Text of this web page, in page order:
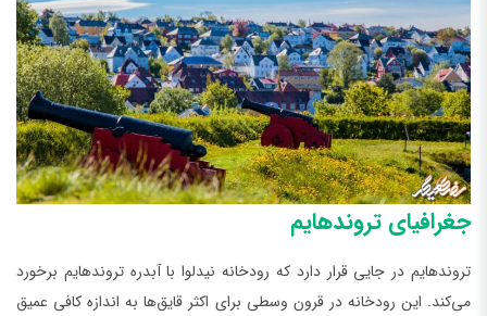
جغرافیای تروندهایم
تروندهایم در جایی قرار دارد که رودخانه نیدلوا با آبدره تروندهایم برخورد
می‌کند. این رودخانه در قرون وسطی برای اکثر قایق‌ها به اندازه کافی عمیق